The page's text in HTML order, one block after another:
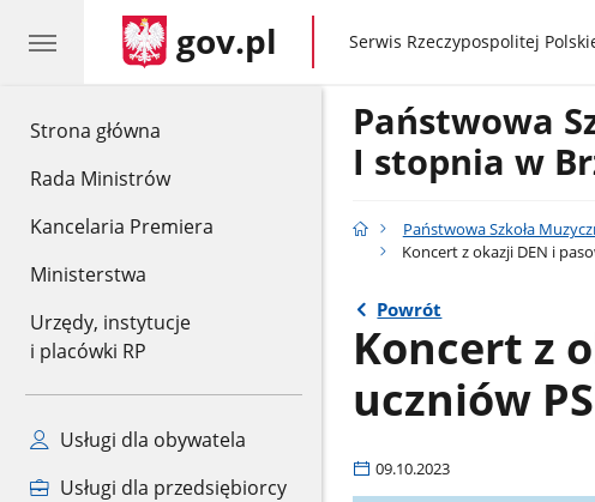
Strona główna
Rada Ministrów
Kancelaria Premiera
Ministerstwa
Urzędy, instytucje
i placówki RP
Usługi dla obywatela
Usługi dla przedsiębiorcy
gov.pl gov.pl
Serwis Rzeczypospolitej
Państwowa
I stopnia w
Państwowa Szkoła
Koncert z okazji DEN i
Powrót
Koncert z
uczniów
09.10.2023